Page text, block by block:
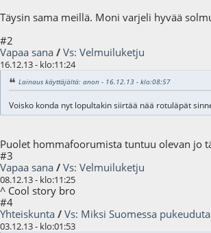
Täysin sama meillä. Moni varjeli hyvää
#2
Vapaa sana / Vs: Velmuiluketju
16.12.13 - klo:11:24
Lainaus käyttäjältä: anon - 16.12.13 - klo:08:57
Voisko konda nyt lopultakin siirtää nää rotuläpät
Puolet hommafoorumista tuntuu olevan jo
#3
Vapaa sana / Vs: Velmuiluketju
08.12.13 - klo:11:25
^ Cool story bro
#4
Yhteiskunta / Vs: Miksi Suomessa
03.12.13 - klo:01:53